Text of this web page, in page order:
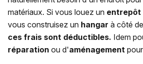
matériaux. Si vous louez un entrepôt
vous construisez un hangar à côté
ces frais sont déductibles. Idem
réparation ou d'aménagement